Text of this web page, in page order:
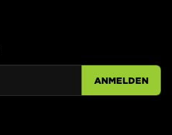
ANMELDEN